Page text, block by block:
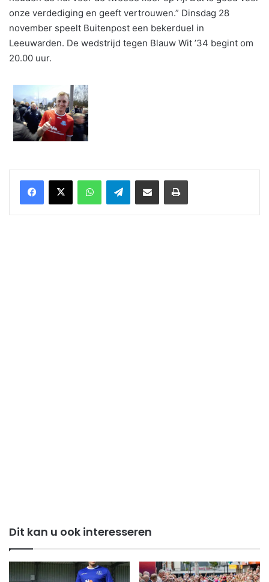
onze verdediging en geeft vertrouwen.” Dinsdag 28
november speelt Buitenpost een bekerduel in
Leeuwarden. De wedstrijd tegen Blauw Wit ’34 begint om
20.00 uur.
WhatsAppTelegramDelen via Email Print
Dit kan u ook interesseren